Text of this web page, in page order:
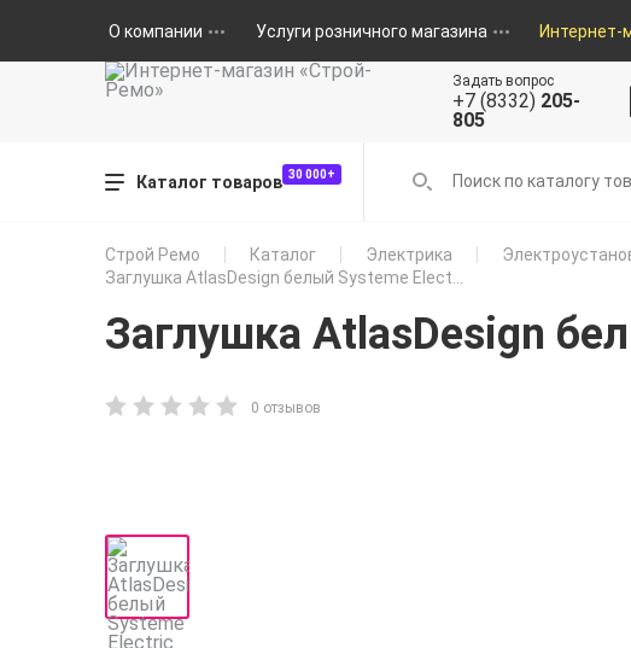
О компании Услуги розничного магазина Интернет-
Задать вопрос
+7 (8332) 205-
805
Каталог товаров 30 000+
Строй Ремо Каталог Электрика
Заглушка AtlasDesign белый Systeme Elect...
Заглушка AtlasDesign
0 отзывов